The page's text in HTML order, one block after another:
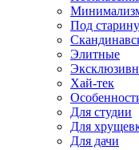
Под старину
Элитные
Хай-тек
Для студии
Для
Для дачи